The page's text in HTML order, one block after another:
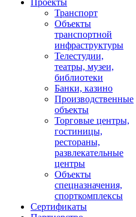
Проекты
Транспорт
Объекты
транспортной
инфраструктуры
Телестудии,
театры, музеи,
библиотеки
Банки, казино
Производственные
объекты
Торговые центры,
гостиницы,
рестораны,
развлекательные
центры
Объекты
спецназначения,
спорткомплексы
Сертификаты